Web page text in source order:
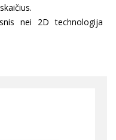
nei 2D technologija